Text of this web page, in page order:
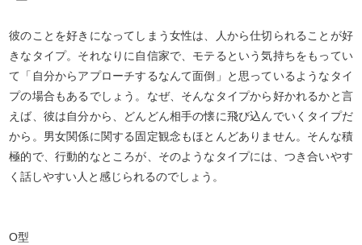
彼のことを好きになってしまう女性は、人から仕切られることが好
きなタイプ。それなりに自信家で、モテるという気持ちをもってい
て「自分からアプローチするなんて面倒」と思っているようなタイ
プの場合もあるでしょう。なぜ、そんなタイプから好かれるかと言
えば、彼は自分から、どんどん相手の懐に飛び込んでいくタイプだ
から。男女関係に関する固定観念もほとんどありません。そんな積
極的で、行動的なところが、そのようなタイプには、つき合いやす
く話しやすい人と感じられるのでしょう。
O型